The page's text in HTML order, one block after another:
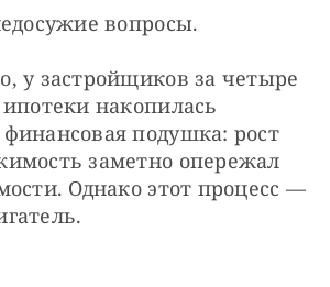
вопросы.
у застройщиков за четыре
накопилась
подушка: рост
заметно опережал
Однако этот процесс —